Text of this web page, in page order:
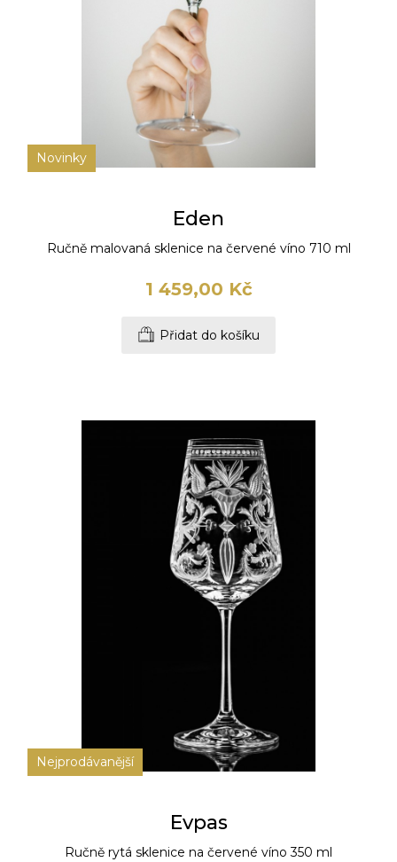
Novinky
Eden
Ručně malovaná sklenice na červené víno 710 ml
1 459,00 Kč
Přidat do košíku
Nejprodávanější
Evpas
Ručně rytá sklenice na červené víno 350 ml